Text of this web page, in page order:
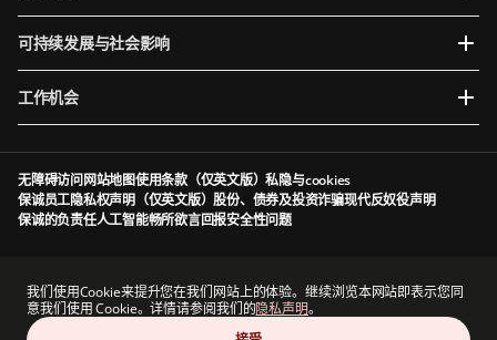
我们使用Cookie来提升您在我们网站上的体验。继续浏览本网站即表示您同
意我们使用 Cookie。详情请参阅我们的隐私声明。
可持续发展与社会影响
工作机会
无障碍访问网站地图使用条款（仅英文版）私隐与cookies
保诚员工隐私权声明（仅英文版）股份、债券及投资诈骗现代反奴役声明
保诚的负责任人工智能畅所欲言回报安全性问题
London, EC4M 7NG, United Kingdom。注册编号为1397169。Prudential plc为一家控股公
司，其部分子公司由香港保险业监管局及其他监管机构授权及规管（视情况而定）。香港主要
营业地点：香港中环港景街1号国际金融中心一期13 楼。